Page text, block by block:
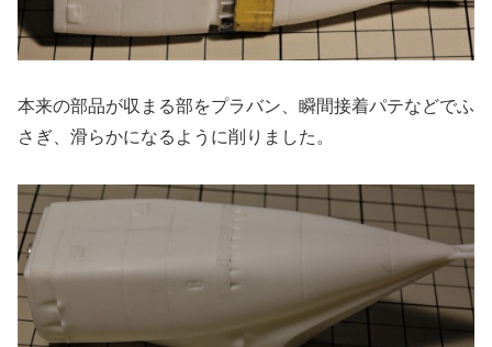
本来の部品が収まる部をプラバン、瞬間接着パテなどでふ
さぎ、滑らかになるように削りました。